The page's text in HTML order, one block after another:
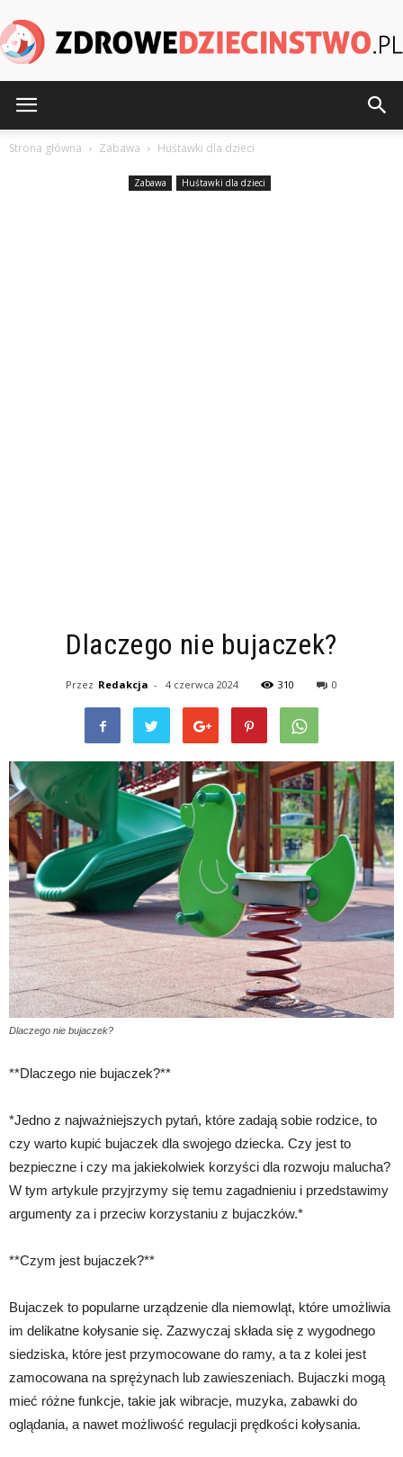
Strona główna Zabawa Huśtawki dla dzieci
Zabawa Huśtawki dla dzieci
Dlaczego nie bujaczek?
Przez Redakcja - 4 czerwca 2024 310 0
Dlaczego nie bujaczek?
**Dlaczego nie bujaczek?**
*Jedno z najważniejszych pytań, które zadają sobie rodzice, to
czy warto kupić bujaczek dla swojego dziecka. Czy jest to
bezpieczne i czy ma jakiekolwiek korzyści dla rozwoju malucha?
W tym artykule przyjrzymy się temu zagadnieniu i przedstawimy
argumenty za i przeciw korzystaniu z bujaczków.*
**Czym jest bujaczek?**
Bujaczek to popularne urządzenie dla niemowląt, które umożliwia
im delikatne kołysanie się. Zazwyczaj składa się z wygodnego
siedziska, które jest przymocowane do ramy, a ta z kolei jest
zamocowana na sprężynach lub zawieszeniach. Bujaczki mogą
mieć różne funkcje, takie jak wibracje, muzyka, zabawki do
oglądania, a nawet możliwość regulacji prędkości kołysania.